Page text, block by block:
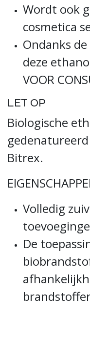
Wordt ook
cosmetica
Ondanks
deze
VOOR
LET OP
Biologische
Bitrex.
Volledig
De